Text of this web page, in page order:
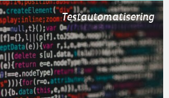
Testautomatisering